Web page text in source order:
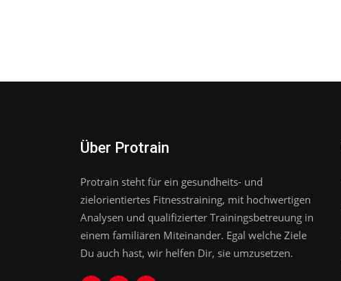
Über Protrain
Protrain steht für ein gesundheits- und
zielorientiertes Fitnesstraining, mit hochwertigen
Analysen und qualifizierter Trainingsbetreuung in
einem familiären Miteinander. Egal welche Ziele
Du auch hast, wir helfen Dir, sie umzusetzen.